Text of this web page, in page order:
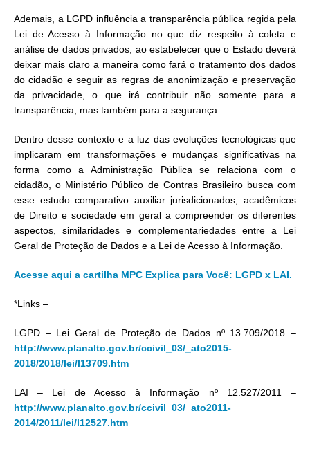
Ademais, a LGPD influência a transparência pública regida pela
Lei de Acesso à Informação no que diz respeito à coleta e
análise de dados privados, ao estabelecer que o Estado deverá
deixar mais claro a maneira como fará o tratamento dos dados
do cidadão e seguir as regras de anonimização e preservação
da privacidade, o que irá contribuir não somente para a
transparência, mas também para a segurança.
Dentro desse contexto e a luz das evoluções tecnológicas que
implicaram em transformações e mudanças significativas na
forma como a Administração Pública se relaciona com o
cidadão, o Ministério Público de Contras Brasileiro busca com
esse estudo comparativo auxiliar jurisdicionados, acadêmicos
de Direito e sociedade em geral a compreender os diferentes
aspectos, similaridades e complementariedades entre a Lei
Geral de Proteção de Dados e a Lei de Acesso à Informação.
Acesse aqui a cartilha MPC Explica para Você: LGPD x LAI.
*Links –
LGPD – Lei Geral de Proteção de Dados nº 13.709/2018 –
http://www.planalto.gov.br/ccivil_03/_ato2015-
2018/2018/lei/l13709.htm
LAI – Lei de Acesso à Informação nº 12.527/2011 –
http://www.planalto.gov.br/ccivil_03/_ato2011-
2014/2011/lei/l12527.htm